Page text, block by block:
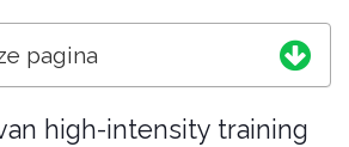
pagina
high-intensity training